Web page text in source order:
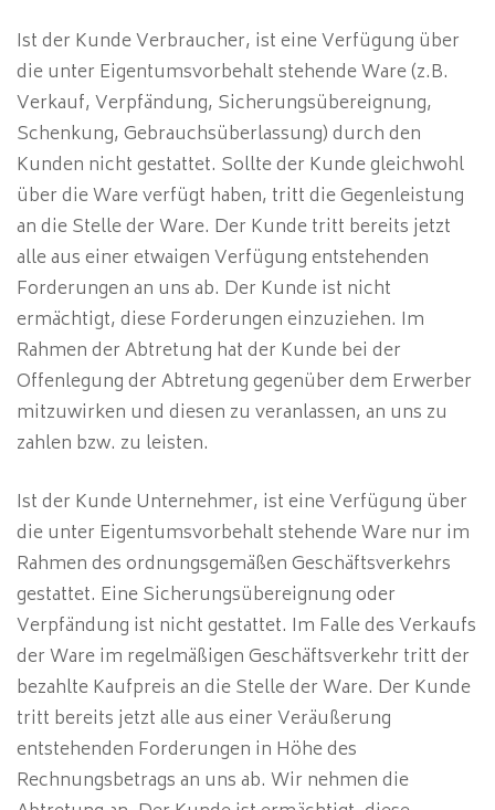
Ist der Kunde Verbraucher, ist eine Verfügung über
die unter Eigentumsvorbehalt stehende Ware (z.B.
Verkauf, Verpfändung, Sicherungsübereignung,
Schenkung, Gebrauchsüberlassung) durch den
Kunden nicht gestattet. Sollte der Kunde gleichwohl
über die Ware verfügt haben, tritt die Gegenleistung
an die Stelle der Ware. Der Kunde tritt bereits jetzt
alle aus einer etwaigen Verfügung entstehenden
Forderungen an uns ab. Der Kunde ist nicht
ermächtigt, diese Forderungen einzuziehen. Im
Rahmen der Abtretung hat der Kunde bei der
Offenlegung der Abtretung gegenüber dem Erwerber
mitzuwirken und diesen zu veranlassen, an uns zu
zahlen bzw. zu leisten.
Ist der Kunde Unternehmer, ist eine Verfügung über
die unter Eigentumsvorbehalt stehende Ware nur im
Rahmen des ordnungsgemäßen Geschäftsverkehrs
gestattet. Eine Sicherungsübereignung oder
Verpfändung ist nicht gestattet. Im Falle des Verkaufs
der Ware im regelmäßigen Geschäftsverkehr tritt der
bezahlte Kaufpreis an die Stelle der Ware. Der Kunde
tritt bereits jetzt alle aus einer Veräußerung
entstehenden Forderungen in Höhe des
Rechnungsbetrags an uns ab. Wir nehmen die